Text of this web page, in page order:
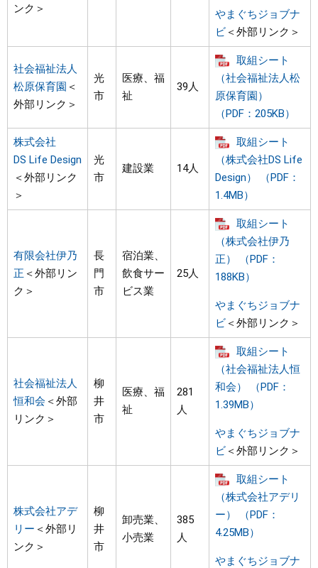
ンク＞
やまぐちジョブナ
ビ＜外部リンク＞
社会福祉法人
松原保育園 ＜
外部リンク＞
光
市
医療、福
祉
39人
取組シート
（社会福祉法人松
原保育園）
（PDF：205KB）
株式会社
DS Life Design
＜外部リンク
＞
光
市
建設業 14人
取組シート
（株式会社DS Life
Design） （PDF：
1.4MB）
有限会社伊乃
正 ＜外部リン
ク＞
長
門
市
宿泊業、
飲食サー
ビス業
25人
取組シート
（株式会社伊乃
正） （PDF：
188KB）
やまぐちジョブナ
ビ＜外部リンク＞
社会福祉法人
恒和会 ＜外部
リンク＞
柳
井
市
医療、福
祉
281
人
取組シート
（社会福祉法人恒
和会） （PDF：
1.39MB）
やまぐちジョブナ
ビ＜外部リンク＞
株式会社アデ
リー ＜外部リ
ンク＞
柳
井
市
卸売業、
小売業
385
人
取組シート
（株式会社アデリ
ー） （PDF：
4.25MB）
やまぐちジョブナ